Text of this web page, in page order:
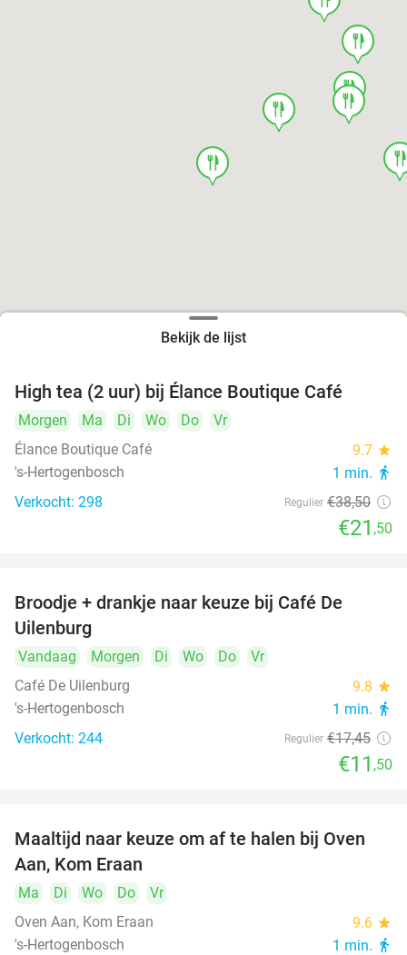
food
food
food
food
food
Bekijk de lijst
High tea (2 uur) bij Élance Boutique Café
Morgen Ma Di Wo Do
Vr
Élance Boutique Café
9.7 star
's-Hertogenbosch 1 min. directions_walk
Verkocht: 298 Regulier €38,50
€21 ,50
Broodje + drankje naar keuze bij Café De
Uilenburg
Vandaag Morgen Di Wo Do
Vr
Café De Uilenburg
9.8 star
's-Hertogenbosch 1 min. directions_walk
Verkocht: 244 Regulier €17,45
€11 ,50
48%
Maaltijd naar keuze om af te halen bij Oven
Aan, Kom Eraan
Ma Di Wo Do
Vr
Oven Aan, Kom Eraan
9.6 star
's-Hertogenbosch 1 min. directions_walk